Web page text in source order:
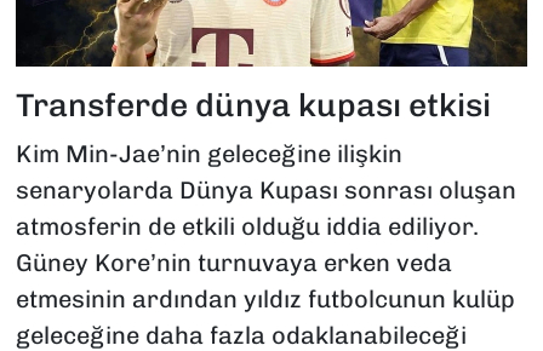
Transferde dünya kupası etkisi
Kim Min-Jae’nin geleceğine ilişkin
senaryolarda Dünya Kupası sonrası oluşan
atmosferin de etkili olduğu iddia ediliyor.
Güney Kore’nin turnuvaya erken veda
etmesinin ardından yıldız futbolcunun kulüp
geleceğine daha fazla odaklanabileceği